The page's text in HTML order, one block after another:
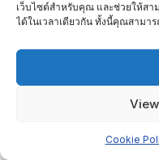
เว็บไซต์สำหรับคุณ และช่วยให้สา
ได้ในเวลาเดียวกัน ทั้งนี้คุณสามา
Cookie
ผู้ตรวจประเมิน
ประกันคุณภาพภายนอก